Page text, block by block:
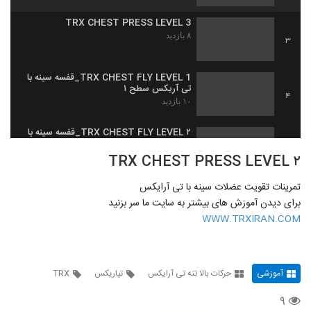
3
TRX CHEST PRESS LEVEL 3
۸ بازدید
4
TRX CHEST FLY LEVEL 1_قفسه سینه با
تی آریکس سطح ۱
۱۰ بازدید
TRX CHEST FLY LEVEL ۲_قفسه سینه با
۹ بازدید
6
TRX CLOCK PRESS LEVEL 1
۱۱ بازدید
TRX CHEST PRESS LEVEL ۲
تمرینات تقویت عضلات سینه با تی آرایکس
برای دیدن آموزش های بیشتر به سایت ما سر بزنید
WWW.TRXIRAN.COM
آموزشی حرکات بالا تنه تی آرایکس تیاریکس TRX
۹